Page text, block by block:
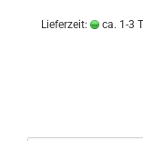
Lieferzeit: ca. 1-3